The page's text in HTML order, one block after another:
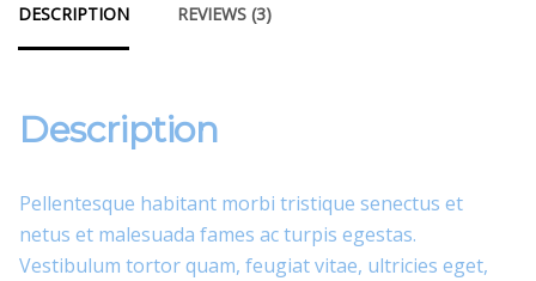
DESCRIPTION REVIEWS (3)
Description
Pellentesque habitant morbi tristique senectus et
netus et malesuada fames ac turpis egestas.
Vestibulum tortor quam, feugiat vitae, ultricies eget,